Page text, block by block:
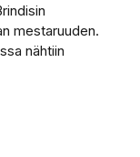
mestaruuden.
nähtiin